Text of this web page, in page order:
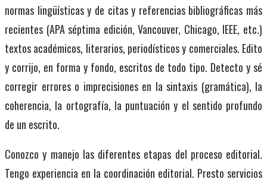
normas lingüísticas y de citas y referencias bibliográficas más
recientes (APA séptima edición, Vancouver, Chicago, IEEE, etc.)
textos académicos, literarios, periodísticos y comerciales. Edito
y corrijo, en forma y fondo, escritos de todo tipo. Detecto y sé
corregir errores o imprecisiones en la sintaxis (gramática), la
coherencia, la ortografía, la puntuación y el sentido profundo
de un escrito.
Conozco y manejo las diferentes etapas del proceso editorial.
Tengo experiencia en la coordinación editorial. Presto servicios